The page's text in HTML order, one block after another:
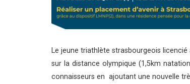
Le jeune triathlète strasbourgeois licencié
sur la distance olympique (1,5km
connaisseurs en ajoutant une nouvelle